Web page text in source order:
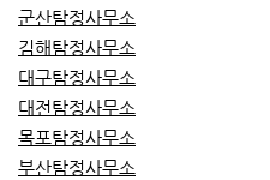
군산탐정사무소
김해탐정사무소
대구탐정사무소
대전탐정사무소
목포탐정사무소
부산탐정사무소